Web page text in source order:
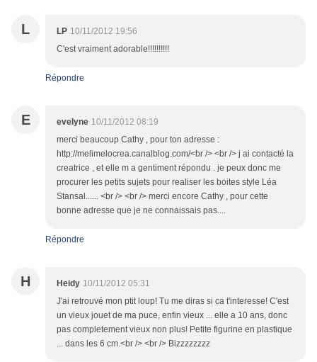
L LP 10/11/2012 19:56
C'est vraiment adorable!!!!!!!!!!
Répondre
E evelyne 10/11/2012 08:19
merci beaucoup Cathy , pour ton adresse :
http://melimelocrea.canalblog.com/<br /> <br /> j ai contacté la
creatrice , et elle m a gentiment répondu . je peux donc me
procurer les petits sujets pour realiser les boites style Léa
Stansal...... <br /> <br /> merci encore Cathy , pour cette
bonne adresse que je ne connaissais pas....
Répondre
H Heidy 10/11/2012 05:31
J'ai retrouvé mon ptit loup! Tu me diras si ca t'interesse! C'est
un vieux jouet de ma puce, enfin vieux ... elle a 10 ans, donc
pas completement vieux non plus! Petite figurine en plastique
... dans les 6 cm.<br /> <br /> Bizzzzzzzz